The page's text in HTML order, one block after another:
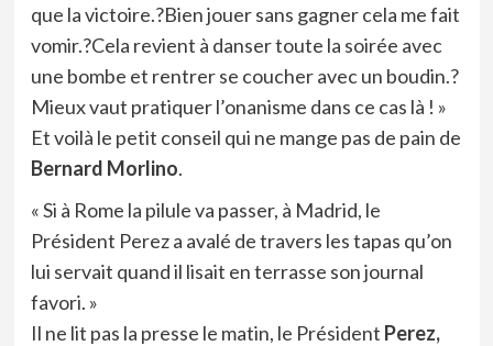
que la victoire.?Bien jouer sans gagner cela me fait
vomir.?Cela revient à danser toute la soirée avec
une bombe et rentrer se coucher avec un boudin.?
Mieux vaut pratiquer l’onanisme dans ce cas là ! »
Et voilà le petit conseil qui ne mange pas de pain de
Bernard Morlino.
« Si à Rome la pilule va passer, à Madrid, le
Président Perez a avalé de travers les tapas qu’on
lui servait quand il lisait en terrasse son journal
favori. »
Il ne lit pas la presse le matin, le Président Perez,